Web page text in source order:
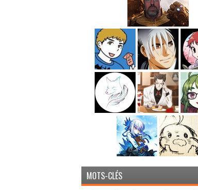
MOTS-CLÉS